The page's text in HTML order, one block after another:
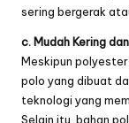
sering bergerak
c. Mudah Kering
Meskipun
polo yang dibuat
teknologi yang
Selain itu, bahan